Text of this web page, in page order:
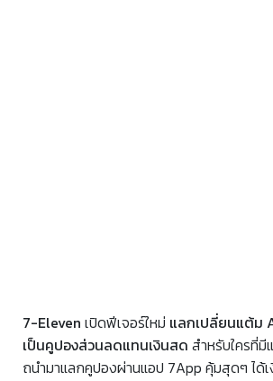
7-Eleven เปิดฟีเจอร์ใหม่ แลกเปลี่ยนแต้ม
เป็นคูปองส่วนลดแทนเงินสด สำหรับใครที่มี
ถนำมาแลกคูปองผ่านแอป 7App คุ้มสุดๆ ได้